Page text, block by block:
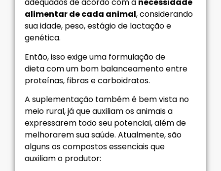
adequados de acordo com a necessidade
alimentar de cada animal, considerando
sua idade, peso, estágio de lactação e
genética.
Então, isso exige uma formulação de
dieta com um bom balanceamento entre
proteínas, fibras e carboidratos.
A suplementação também é bem vista no
meio rural, já que auxiliam os animais a
expressarem todo seu potencial, além de
melhorarem sua saúde. Atualmente, são
alguns os compostos essenciais que
auxiliam o produtor: